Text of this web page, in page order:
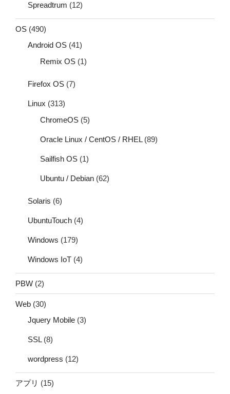
Spreadtrum (12)
OS (490)
Android OS (41)
Remix OS (1)
Firefox OS (7)
Linux (313)
ChromeOS (5)
Oracle Linux / CentOS / RHEL(89)
Sailfish OS (1)
Ubuntu / Debian (62)
Solaris (6)
UbuntuTouch (4)
Windows (179)
Windows IoT (4)
PBW (2)
Web (30)
Jquery Mobile (3)
SSL(8)
wordpress (12)
アプリ (15)